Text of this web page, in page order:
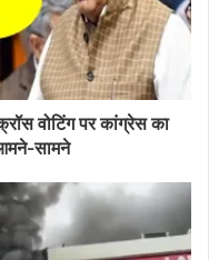
वोटिंग पर कांग्रेस का
सामने